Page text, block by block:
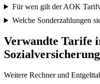
Für wen gilt der AOK
Welche Sonderzahlungen
Verwandte Tarife
Sozialversicherung
Weitere Rechner und